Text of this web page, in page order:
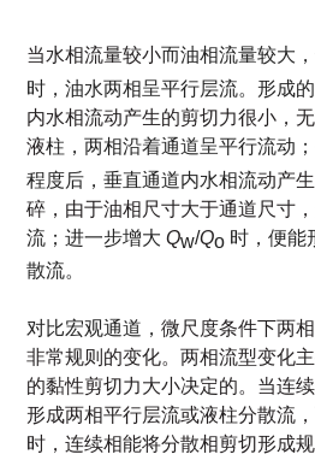
当水相流量较小而油相流量较大
时，油水两相呈平行层流。形成的
内水相流动产生的剪切力很小，
液柱，两相沿着通道呈平行流动；
程度后，垂直通道内水相流动产
碎，由于油相尺寸大于通道尺寸
流；进一步增大Qw/Qo 时，便能
散流。
对比宏观通道，微尺度条件下两
非常规则的变化。两相流型变化
的黏性剪切力大小决定的。当连
形成两相平行层流或液柱分散流
时，连续相能将分散相剪切形成